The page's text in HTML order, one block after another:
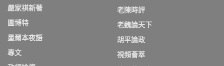
嚴家祺新著
圖博特
墨爾本夜語
專文
老陳時評
老魏論天下
胡平論政
視頻薈萃